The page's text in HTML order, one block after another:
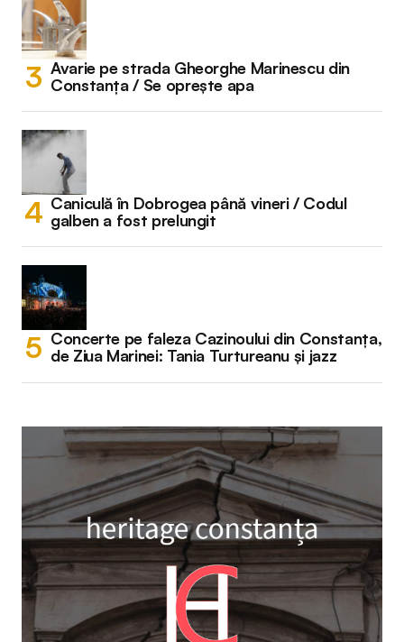
Avarie pe strada Gheorghe Marinescu din
Constanța / Se oprește apa
Caniculă în Dobrogea până vineri / Codul
galben a fost prelungit
Concerte pe faleza Cazinoului din Constanța,
de Ziua Marinei: Tania Turtureanu și jazz